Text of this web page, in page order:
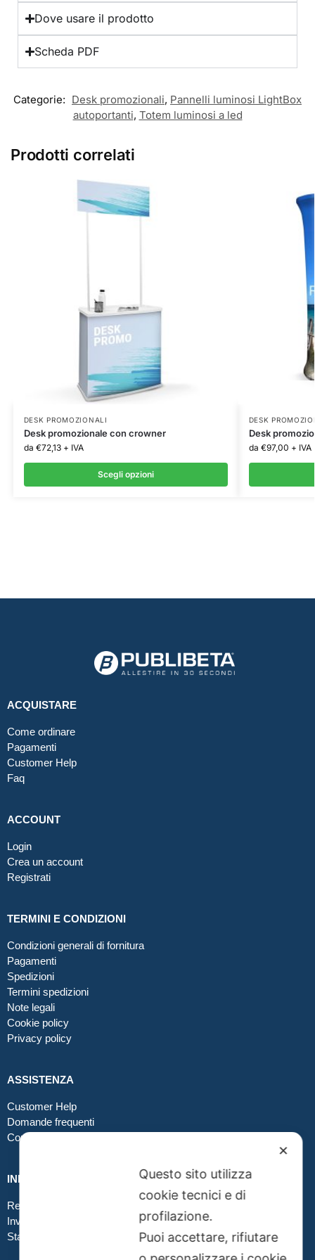
Dove usare il prodotto
Scheda PDF
Categorie: Desk promozionali, Pannelli luminosi LightBox
autoportanti, Totem luminosi a led
Prodotti correlati
DESK PROMOZIONALI
Desk promozionale con crowner
da €72,13 + IVA
Scegli opzioni
DESK
Desk
da €97,00 + IVA
ACQUISTARE
Come ordinare
Pagamenti
Customer Help
Faq
ACCOUNT
Login
Crea un account
Registrati
TERMINI E CONDIZIONI
Condizioni generali di fornitura
Pagamenti
Spedizioni
Termini spedizioni
Note legali
Cookie policy
Privacy policy
ASSISTENZA
Customer Help
Domande frequenti
Contatti
INFO GRAFICA
Realizzare file corretti
Inviare file grafici
Stampa in tessuto
✕
Questo sito utilizza
cookie tecnici e di
profilazione.
Puoi accettare, rifiutare